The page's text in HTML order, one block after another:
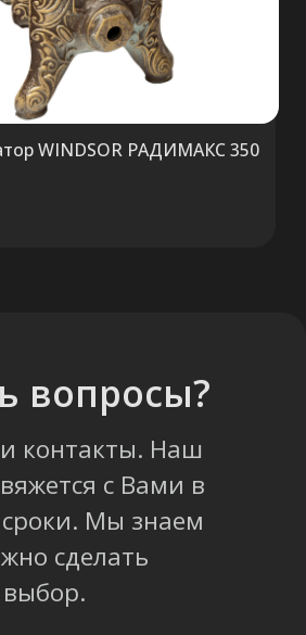
WINDSOR РАДИМАКС 350
РБ, 220062, г.
131, оф.68 УНП
ALFA 3012 2327
«Альфа-Банк»,
г. Минск, ул.
43-47